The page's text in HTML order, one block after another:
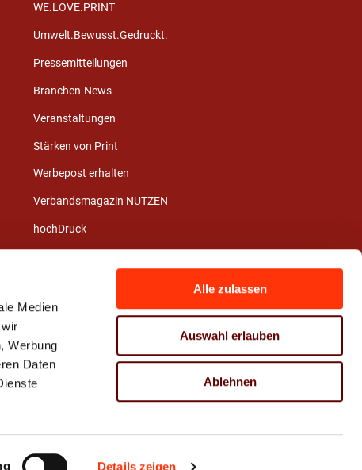
Medien
Werbung
Daten
Details zeigen
Alle zulassen
Auswahl erlauben
Ablehnen
WE.LOVE.PRINT
Umwelt.Bewusst.Gedruckt.
Pressemitteilungen
Branchen-News
Veranstaltungen
Stärken von Print
Werbepost erhalten
Verbandsmagazin NUTZEN
hochDruck
Stellenangebote
Azubi- und
Praktikumsbörse
Pressematerial